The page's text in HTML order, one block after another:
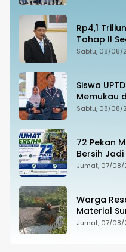
Rp4,1
Tahap II
Sabtu, 08/08/
Siswa
Memukau
Sabtu, 08/08/
72 Pekan
Bersih
Jeneponto
Jumat, 07/08/
Warga
Material
Jumat, 07/08/